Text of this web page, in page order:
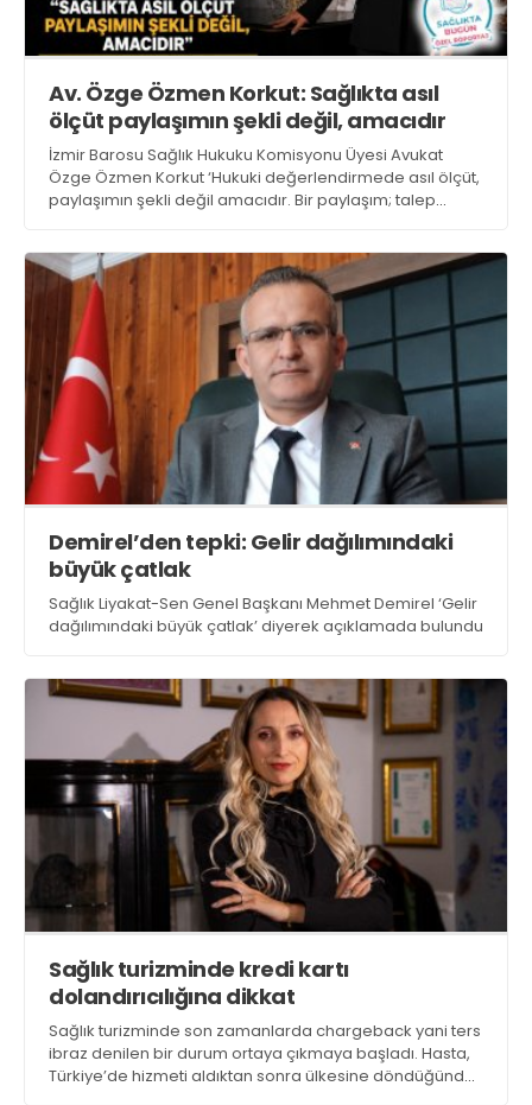
Av. Özge Özmen Korkut: Sağlıkta asıl
ölçüt paylaşımın şekli değil, amacıdır
İzmir Barosu Sağlık Hukuku Komisyonu Üyesi Avukat
Özge Özmen Korkut ‘Hukuki değerlendirmede asıl ölçüt,
paylaşımın şekli değil amacıdır. Bir paylaşım; talep
reklam niteliğine dönüşebilir’ dedi
Demirel’den tepki: Gelir dağılımındaki
büyük çatlak
Sağlık Liyakat-Sen Genel Başkanı Mehmet Demirel ‘Gelir
dağılımındaki büyük çatlak’ diyerek açıklamada bulundu
Sağlık turizminde kredi kartı
dolandırıcılığına dikkat
Sağlık turizminde son zamanlarda chargeback yani ters
ibraz denilen bir durum ortaya çıkmaya başladı. Hasta,
Türkiye’de hizmeti aldıktan sonra ülkesine döndüğünde;